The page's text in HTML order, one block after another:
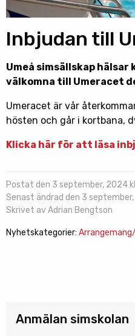
Inbjudan till
Umeå simsällskap hälsar
välkomna till Umeracet
Umeracet är vår
hösten och går i kortbana,
Klicka här för att läsa
Postat den 3 september, 2024
Senast ändrad den 3
Skrivet av Adrian Bengtson
Nyhetskategorier:
Anmälan simskolan